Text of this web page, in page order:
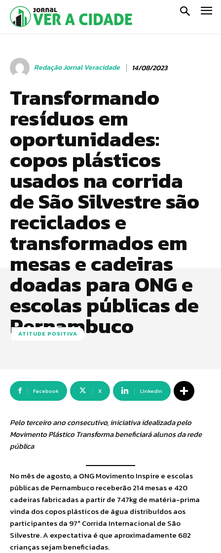
Redação Jornal Veracidade 14/08/2023
Transformando
resíduos em
oportunidades:
copos plásticos
usados na corrida
de São Silvestre são
reciclados e
transformados em
mesas e cadeiras
doadas para ONG e
escolas públicas de
Pernambuco
ATITUDE POSITIVA
Facebook X Linkedin
Pelo terceiro ano consecutivo, iniciativa idealizada pelo
Movimento Plástico Transforma beneficiará alunos da rede
pública
No mês de agosto, a ONG Movimento Inspire e escolas
públicas de Pernambuco receberão 214 mesas e 420
cadeiras fabricadas a partir de 747kg de matéria-prima
vinda dos copos plásticos de água distribuídos aos
participantes da 97ª Corrida Internacional de São
Silvestre. A expectativa é que aproximadamente 682
crianças sejam beneficiadas.